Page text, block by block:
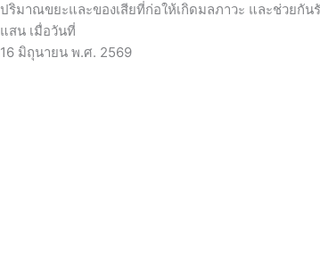
ปริมาณขยะและของเสียที่ก่อให้เกิดมลภาวะ และช่วยกั
แสน เมื่อวันที่
16 มิถุนายน พ.ศ. 2569